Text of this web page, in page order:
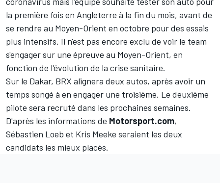
la première fois en Angleterre à la fin du mois, avant de
se rendre au Moyen-Orient en octobre pour des essais
plus intensifs. Il n'est pas encore exclu de voir le team
s'engager sur une épreuve au Moyen-Orient, en
fonction de l'évolution de la crise sanitaire.
Sur le Dakar, BRX alignera deux autos, après avoir un
temps songé à en engager une troisième. Le deuxième
pilote sera recruté dans les prochaines semaines.
D'après les informations de Motorsport.com,
Sébastien Loeb et Kris Meeke seraient les deux
candidats les mieux placés.